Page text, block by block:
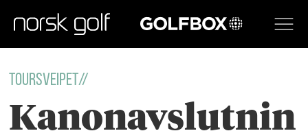
GOLFBOX
TOURSVEIPET//
Kanonavslutnin